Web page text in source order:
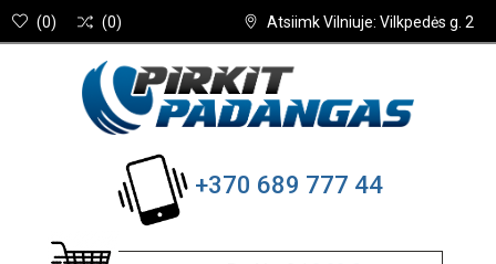
Atsiimk Vilniuje: Vilkpedės g. 2
(0) (0)
+370 689 777 44